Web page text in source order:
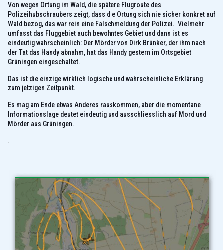
Von wegen Ortung im Wald, die spätere Flugroute des
Polizeihubschraubers zeigt, dass die Ortung sich nie sicher konkret auf
Wald bezog, das war rein eine Falschmeldung der Polizei. Vielmehr
umfasst das Fluggebiet auch bewohntes Gebiet und dann ist es
eindeutig wahrscheinlich: Der Mörder von Dirk Brünker, der ihm nach
der Tat das Handy abnahm, hat das Handy gestern im Ortsgebiet
Grüningen eingeschaltet.
Das ist die einzige wirklich logische und wahrscheinliche Erklärung
zum jetzigen Zeitpunkt.
Es mag am Ende etwas Anderes rauskommen, aber die momentane
Informationslage deutet eindeutig und ausschliesslich auf Mord und
Mörder aus Grüningen.
.